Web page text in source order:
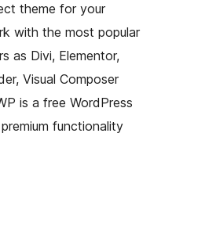
theme for your
with the most popular
as Divi, Elementor,
Visual Composer
is a free WordPress
functionality